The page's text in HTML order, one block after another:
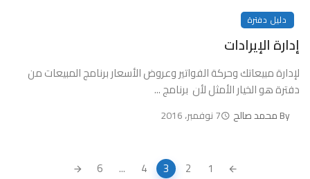
دليل دفترة
إدارة الإيرادات
لإدارة مبيعاتك وحركة الفواتير وعروض الأسعار برنامج المبيعات من
دفترة هو الخيار الأمثل لأن برنامج ...
Byمحمد صالح 7 نوفمبر، 2016
1
2
3
4
...
6